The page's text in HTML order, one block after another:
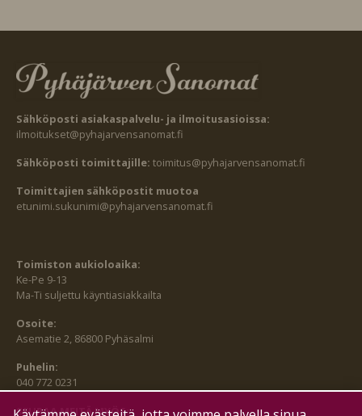
Sähköposti asiakaspalvelu- ja ilmoitusasioissa:
ilmoitukset@pyhajarvensanomat.fi
Sähköposti toimittajille: toimitus@pyhajarvensanomat.fi
Toimittajien sähköpostit muotoa
etunimi.sukunimi@pyhajarvensanomat.fi
Toimiston aukioloaika:
Ke-Pe 9-13
Ma-Ti suljettu käyntiasiakkailta
Osoite:
Asematie 2, 86800 Pyhäsalmi
Puhelin:
040 772 0231
SEURAA MEITÄ MYÖS: